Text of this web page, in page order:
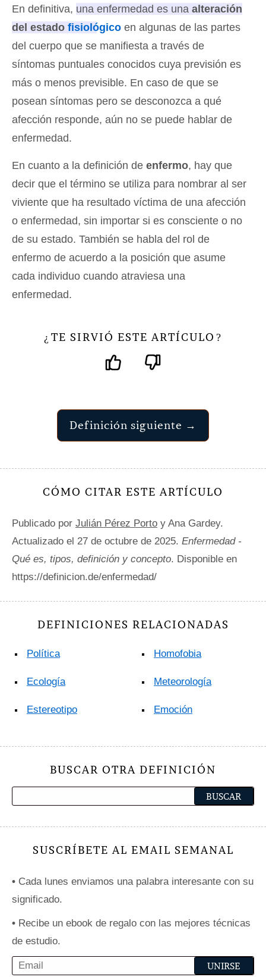
En definitiva, una enfermedad es una alteración
del estado fisiológico en algunas de las partes
del cuerpo que se manifiesta a través de
síntomas puntuales conocidos cuya previsión es
más o menos previsible. En caso de que se
posean síntomas pero se desconozca a qué
afección responde, aún no se puede hablar de
enfermedad.
En cuanto a la definición de enfermo, hay que
decir que el término se utiliza para nombrar al ser
viviente que ha resultado víctima de una afección
o enfermedad, sin importar si es consciente o no
de su estado. También se habla del rol de
enfermo de acuerdo a la posición que asume
cada individuo cuando atraviesa una
enfermedad.
¿ TE SIRVIÓ ESTE ARTÍCULO ?
Definición siguiente →
CÓMO CITAR ESTE ARTÍCULO
Publicado por Julián Pérez Porto y Ana Gardey.
Actualizado el 27 de octubre de 2025. Enfermedad -
Qué es, tipos, definición y concepto. Disponible en
https://definicion.de/enfermedad/
DEFINICIONES RELACIONADAS
Política
Ecología
Estereotipo
Homofobia
Meteorología
Emoción
BUSCAR OTRA DEFINICIÓN
SUSCRÍBETE AL EMAIL SEMANAL
• Cada lunes enviamos una palabra interesante con su
significado.
• Recibe un ebook de regalo con las mejores técnicas
de estudio.